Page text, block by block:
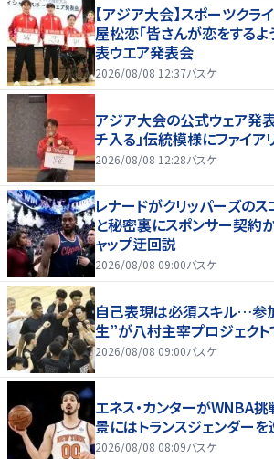
【アジア大会】スポーツク
屋松恋「皆さんが恋をする
表ウエア発表会
2026/08/08 12:37バスケ
アジア大会の公式ウェア発
チ入る」伝統模様にファイア
2026/08/08 12:28バスケ
レナードがクリッパーズの
と秘密裏にスポンサー契約
ャップ迂回説
2026/08/08 09:00バスケ
自己表現は必須スキル…参
生”が八村主宰プロジェク
2026/08/08 09:00バスケ
エネス・カンターがWNBA
景にはトランスジェンダー
2026/08/08 08:09バスケ